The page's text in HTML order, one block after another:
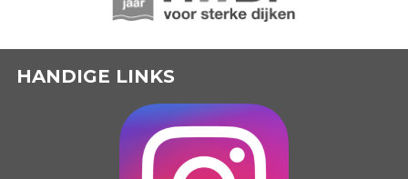
HANDIGE LINKS